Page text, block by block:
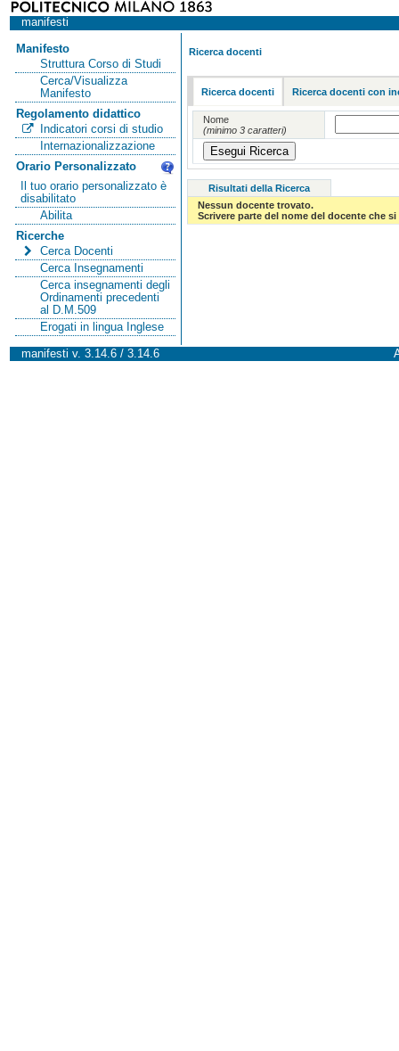
manifesti
Manifesto
Struttura Corso di Studi
Cerca/Visualizza
Manifesto
Regolamento didattico
Indicatori corsi di studio
Internazionalizzazione
Orario Personalizzato
Il tuo orario personalizzato è
disabilitato
Abilita
Ricerche
Cerca Docenti
Cerca Insegnamenti
Cerca insegnamenti degli
Ordinamenti precedenti
al D.M.509
Erogati in lingua Inglese
Ricerca docenti
Ricerca docenti Ricerca docenti con
Nome
(minimo 3 caratteri)
Risultati della Ricerca
Nessun docente trovato.
Scrivere parte del nome del docente che
manifesti v. 3.14.6 / 3.14.6